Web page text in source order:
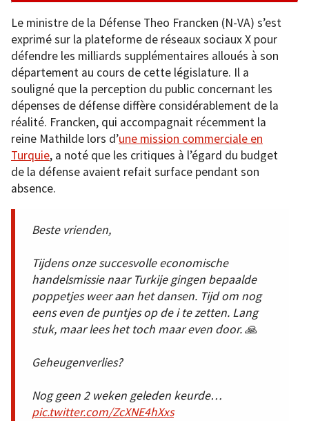
Le ministre de la Défense Theo Francken (N-VA) s’est
exprimé sur la plateforme de réseaux sociaux X pour
défendre les milliards supplémentaires alloués à son
département au cours de cette législature. Il a
souligné que la perception du public concernant les
dépenses de défense diffère considérablement de la
réalité. Francken, qui accompagnait récemment la
reine Mathilde lors d’une mission commerciale en
Turquie, a noté que les critiques à l’égard du budget
de la défense avaient refait surface pendant son
absence.
Beste vrienden,
Tijdens onze succesvolle economische
handelsmissie naar Turkije gingen bepaalde
poppetjes weer aan het dansen. Tijd om nog
eens even de puntjes op de i te zetten. Lang
stuk, maar lees het toch maar even door. 🙏
Geheugenverlies?
Nog geen 2 weken geleden keurde…
pic.twitter.com/ZcXNE4hXxs